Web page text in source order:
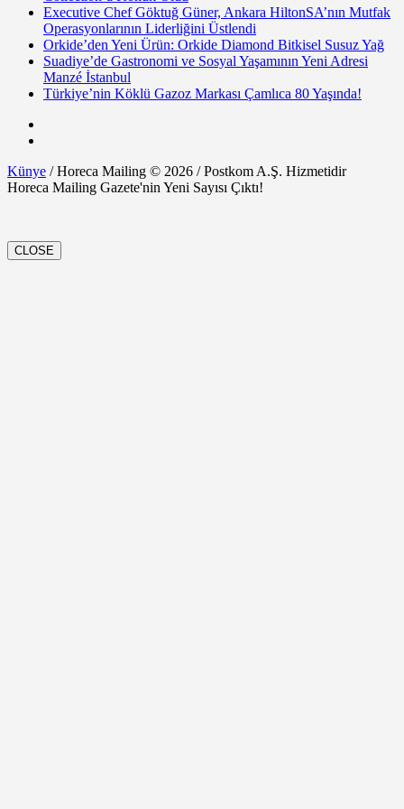
Executive Chef Göktuğ Güner, Ankara HiltonSA’nın Mutfak
Operasyonlarının Liderliğini Üstlendi
Orkide’den Yeni Ürün: Orkide Diamond Bitkisel Susuz Yağ
Suadiye’de Gastronomi ve Sosyal Yaşamının Yeni Adresi
Manzé İstanbul
Türkiye’nin Köklü Gazoz Markası Çamlıca 80 Yaşında!
Künye / Horeca Mailing © 2026 / Postkom A.Ş. Hizmetidir
Horeca Mailing Gazete'nin Yeni Sayısı Çıktı!
CLOSE